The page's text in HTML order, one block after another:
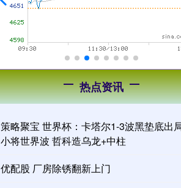
热点资讯
策略聚宝 世界杯：卡塔尔1-3波黑垫底出
小将世界波 哲科造乌龙+中柱
优配股 厂房除锈翻新上门